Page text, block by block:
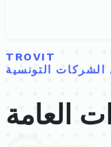
TROVIT
الشركات التونسية
العامة